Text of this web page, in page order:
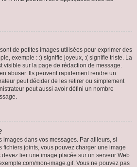
de petites images utilisées pour exprimer des
exemple : :) signifie joyeux, :( signifie triste. La
visible sur la page de rédaction de message.
abuser. Ils peuvent rapidement rendre un
peut décider de les retirer ou simplement
peut aussi avoir défini un nombre
images dans vos messages. Par ailleurs, si
fichiers joints, vous pouvez charger une image
devez lier une image placée sur un serveur Web
mon-image.gif. Vous ne pouvez pas